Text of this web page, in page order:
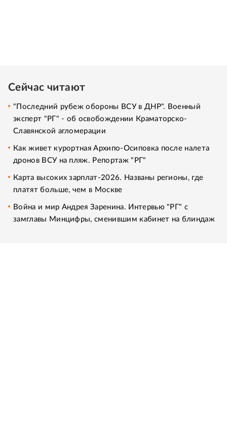
Сейчас читают
"Последний рубеж обороны ВСУ в ДНР". Военный
эксперт "РГ" - об освобождении Краматорско-
Славянской агломерации
Как живет курортная Архипо-Осиповка после налета
дронов ВСУ на пляж. Репортаж "РГ"
Карта высоких зарплат-2026. Названы регионы, где
платят больше, чем в Москве
Война и мир Андрея Заренина. Интервью "РГ" с
замглавы Минцифры, сменившим кабинет на блиндаж